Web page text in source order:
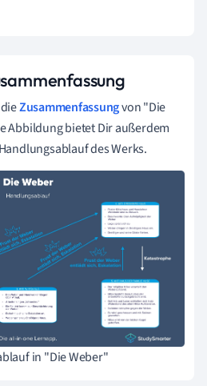
Zusammenfassungvon "Die
Abbildung bietet Dir außerdem
des Werks.
in "Die Weber"